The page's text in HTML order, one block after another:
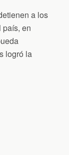
a los
país, en
logró la